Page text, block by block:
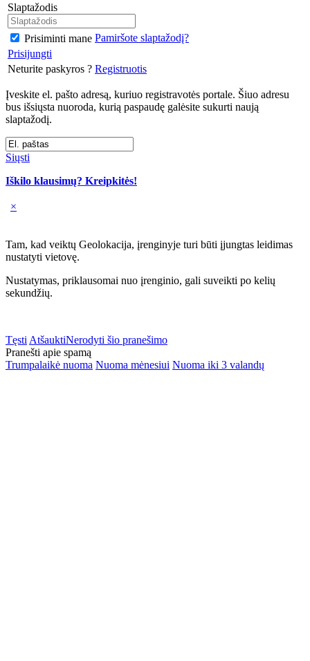
Slaptažodis
Prisiminti mane Pamiršote slaptažodį?
Prisijungti
Neturite paskyros ? Registruotis
Įveskite el. pašto adresą, kuriuo registravotės portale. Šiuo adresu
bus išsiųsta nuoroda, kurią paspaudę galėsite sukurti naują
slaptažodį.
Siųsti
Iškilo klausimų? Kreipkitės!
×
Tam, kad veiktų Geolokacija, įrenginyje turi būti įjungtas leidimas
nustatyti vietovę.
Nustatymas, priklausomai nuo įrenginio, gali suveikti po kelių
sekundžių.
Tęsti AtšauktiNerodyti šio pranešimo
Pranešti apie spamą
Trumpalaikė nuoma Nuoma mėnesiui Nuoma iki 3 valandų